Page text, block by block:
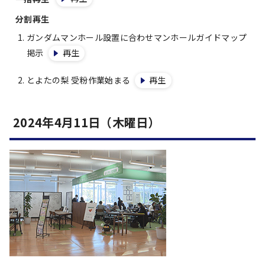
分割再生
ガンダムマンホール設置に合わせマンホールガイドマップ
掲示
再生
とよたの梨 受粉作業始まる 再生
2024年4月11日（木曜日）